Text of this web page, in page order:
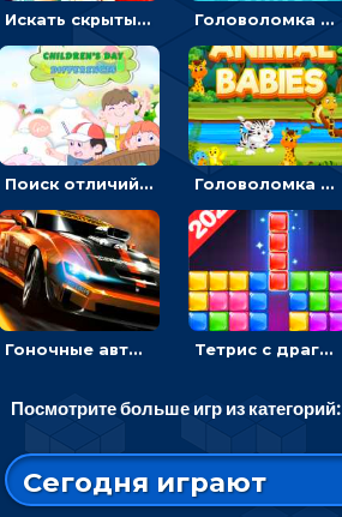
Искать скрытый алфавит на картинках с мультяшными героями - головоломка для детей Головоломка с часами для детей: читать время по циферблату
Поиск отличий на картинках с детьми - головоломка Головоломка Звери-малыши: открывай карточки по очереди, чтобы найти одинаковые
Гоночные авто в пазлах: разбей картинку и собери снова Тетрис с драгоценными камнями: расставляй блоки, чтобы получить линию - головоломка
Посмотрите больше игр из категорий:
Сегодня играют